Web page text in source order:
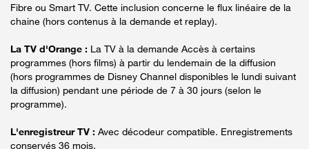
Fibre ou Smart TV. Cette inclusion concerne le flux linéaire de la
chaine (hors contenus à la demande et replay).
La TV d'Orange : La TV à la demande Accès à certains
programmes (hors films) à partir du lendemain de la diffusion
(hors programmes de Disney Channel disponibles le lundi suivant
la diffusion) pendant une période de 7 à 30 jours (selon le
programme).
L'enregistreur TV : Avec décodeur compatible. Enregistrements
conservés 36 mois.